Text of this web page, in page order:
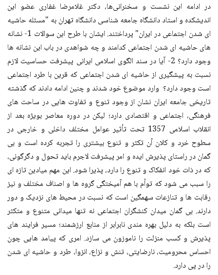
در ادامه این نشست و سخنرانی‌ها، دکتر غلامرضا غفاری عضو این
اندیشکده و استاد دانشگاه جامعه شناسی دانشگاه تهران به "مسئله حاشیه
ای شدن اجتماعی در ایران" پرداختند. ایشان با طرح این سوالات 1- نشانه
های حاشیه ای شدن اجتماعی کدامند و چه شواهدی در باب این نشانه ها
وجود دارد؟ 2- آیا در سند الگوی اسلامی ایرانی پیشرفت حساسیت لازم
نسبت به پیشگیری از حاشیه ای شدن اجتماعی که قرین با طرد اجتماعی
است وجود دارد؟ وارد موضوع خود شدند و چنین ادامه دادند که گذشته
تاریخی جامعه ایران نشان از وجود تنوع و تفاوت هایی در ساحت های
فرهنگی، اجتماعی و اقتصادی دارد؛ لیکن در دوره معاصر بویژه بعد از
انقلاب اسلامی 1357 تحت تأثیر عوامل مختلف داخلی و خارجی در
سطوح خرد و کلان آن تکثر و تنوع بیشتری را تجربه کرده است و بی
گمان در راستای پذیرش ایده و امر پیشرفت لاجرم باید تحول و دگرگونی،
که در ذات خود انفکاک و تنوع را دارد، پذیرا شود. این مهم میادین تازه ای
را سبب می شود که توأم با هم آمیختگی گروه ها و اصناف مختلف و نیز
رقابت ها و تنازعات سهمگین است که نسبت در محیط های نزدیک و دور
دارند. بی گمان میدان کنشگران اجتماعی نه تنها میدانی متنوع و متکثر
است بلکه به دلیل بهره مندی نابرابر از منابع ارزشمند؛ مسیر فرایند های
پذیرش و کسب منزلت را ناموزون می سازد. امری که پیامد هایی چون
احساس محرومیت، نارضایتی، تنش و نزاع، انزوا، طرد و حاشیه ای شدن
را در پی دارد.